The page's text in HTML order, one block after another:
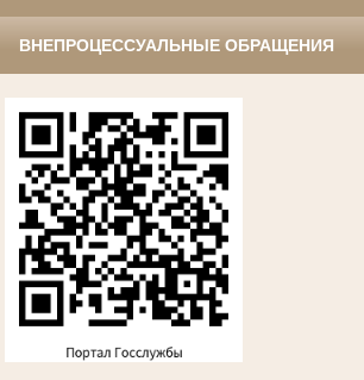
ВНЕПРОЦЕССУАЛЬНЫЕ ОБРАЩЕНИЯ